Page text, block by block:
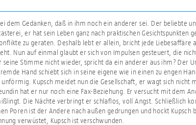
dem Gedanken, daß in ihm noch ein anderer sei. Der beliebte
er hat sein Leben ganz nach praktischen Gesichtspunkten
zu geraten. Deshalb lebt er allein, bricht jede Liebesaffäre
Nun auf einmal glaubt er sich von Impulsen gesteuert, die
Stimme nicht wieder, spricht da ein anderer aus ihm? Der
Hand schiebt sich in seine eigene wie in einen zu engen
Kupsch meidet nun die Gesellschaft, er wagt sich nicht
hat er nur noch eine Fax-Beziehung. Er versucht mit dem
Die Nächte verbringt er schlaflos, voll Angst. Schließlich
Poren ist der Andere nach außen gedrungen und hockt Kupsch
verwüstet, Kupsch ist verschwunden.